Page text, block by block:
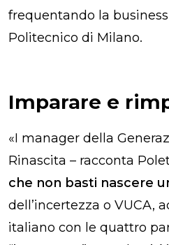
frequentando la
Politecnico di Milano.
Imparare e
«I manager della
Rinascita – racconta
che non basti nascere
dell’incertezza o VUCA,
italiano con le quattro